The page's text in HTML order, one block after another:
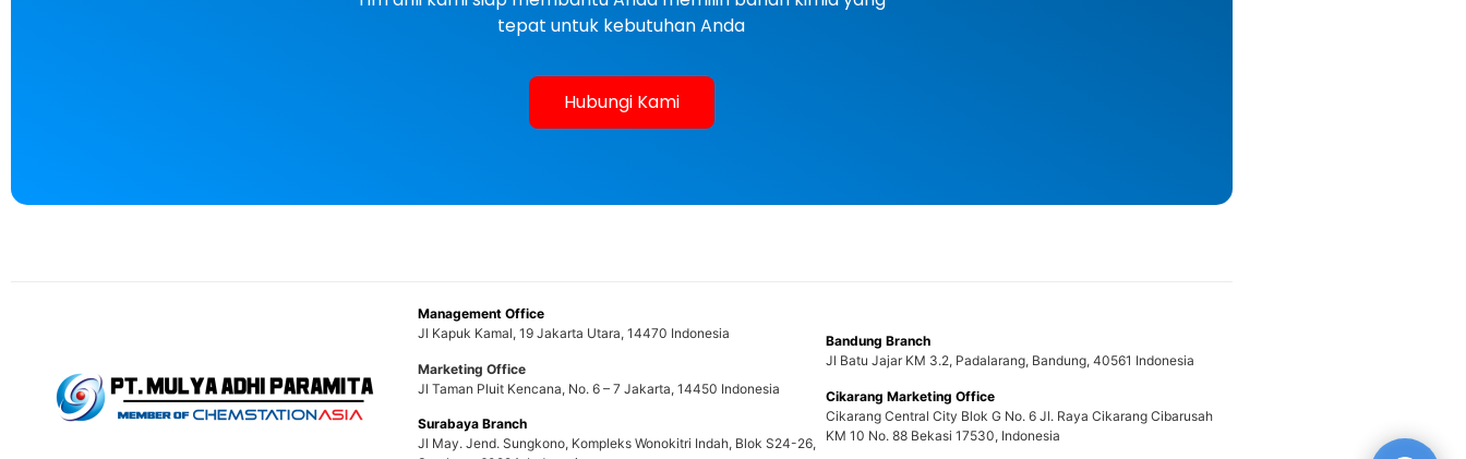
tepat untuk kebutuhan Anda
Hubungi Kami
Management Office
Jl Kapuk Kamal, 19 Jakarta Utara, 14470 Indonesia
Marketing Office
Jl Taman Pluit Kencana, No. 6 – 7 Jakarta, 14450 Indonesia
Surabaya Branch
Jl May. Jend. Sungkono, Kompleks Wonokitri Indah, Blok S24-26,
Bandung Branch
Jl Batu Jajar KM 3.2, Padalarang, Bandung, 40561 Indonesia
Cikarang Marketing Office
Cikarang Central City Blok G No. 6 Jl. Raya Cikarang Cibarusah
KM 10 No. 88 Bekasi 17530, Indonesia